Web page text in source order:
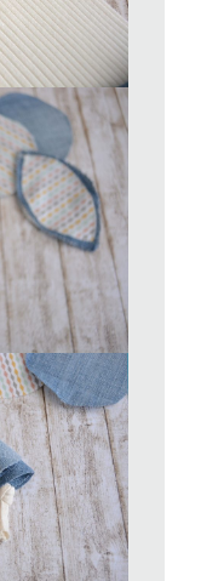
o cuciture ricavate
a mano la bordura
la fettuccia da
all’altezza
dal jeans un
vostro fiore
usata anche
alla fettuccia
perfetta per